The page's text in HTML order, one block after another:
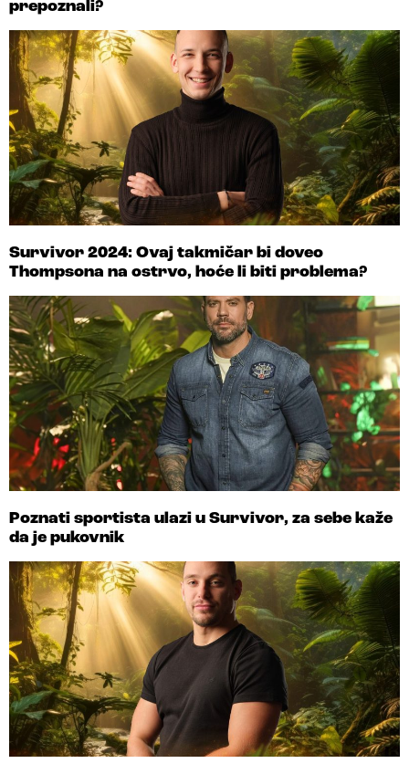
prepoznali?
Survivor 2024: Ovaj takmičar bi doveo
Thompsona na ostrvo, hoće li biti problema?
Poznati sportista ulazi u Survivor, za sebe kaže
da je pukovnik